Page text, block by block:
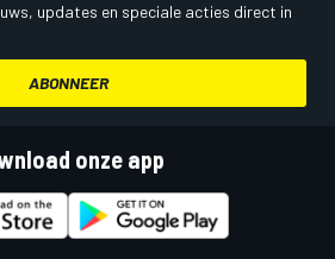
updates en speciale acties direct in
ABONNEER
onze app